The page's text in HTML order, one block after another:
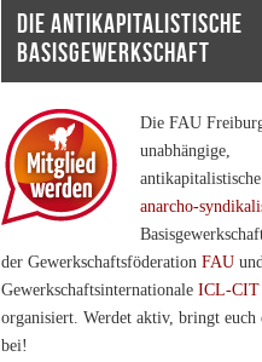
DIE ANTIKAPITALISTISCHE
BASISGEWERKSCHAFT
Die FAU
un­abhängige,
anarcho-
der GewerkschaftsföderationFAU
Gewerkschaftsinternationale ICL-CIT
organisiert. Werdet aktiv, bringt euch
bei!